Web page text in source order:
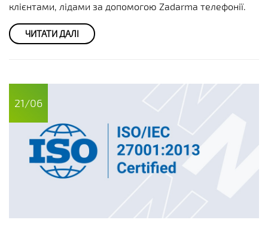
клієнтами, лідами за допомогою Zadarma телефонії.
ЧИТАТИ ДАЛІ
21/06